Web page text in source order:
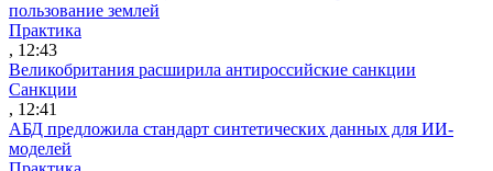
пользование землей
Практика
, 12:43
Великобритания расширила антироссийские санкции
Санкции
, 12:41
АБД предложила стандарт синтетических данных для ИИ-
моделей